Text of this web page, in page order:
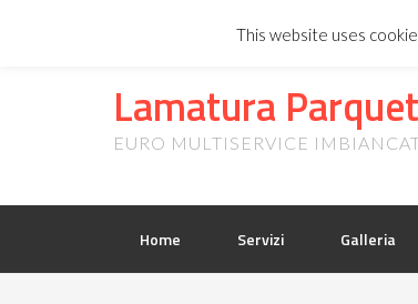
Lamatura
EURO MULTISERVICE
Home Servizi Galleria
This website uses